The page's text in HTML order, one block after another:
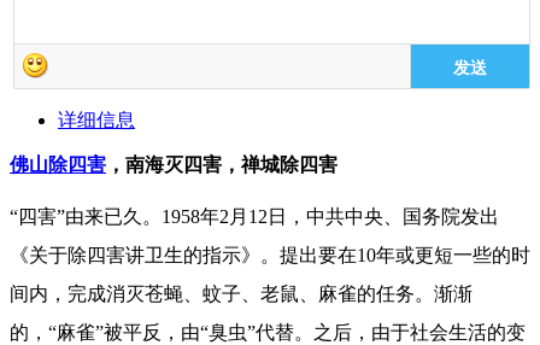
发送
详细信息
佛山除四害 ，南海灭四害，禅城除四害
“四害”由来已久。1958年2月12日，中共中央、国务院发出
《关于除四害讲卫生的指示》。提出要在10年或更短一些的时
间内，完成消灭苍蝇、蚊子、老鼠、麻雀的任务。渐渐
的，“麻雀”被平反，由“臭虫”代替。之后，由于社会生活的变